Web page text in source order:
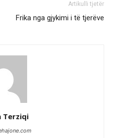
Artikulli tjetër
Frika nga gjykimi i të tjerëve
Terziqi